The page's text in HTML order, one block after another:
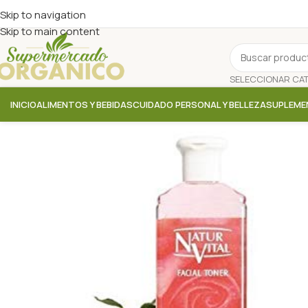
Skip to navigation
Skip to main content
INICIOALIMENTOS Y BEBIDASCUIDADO PERSONAL Y BELLEZA